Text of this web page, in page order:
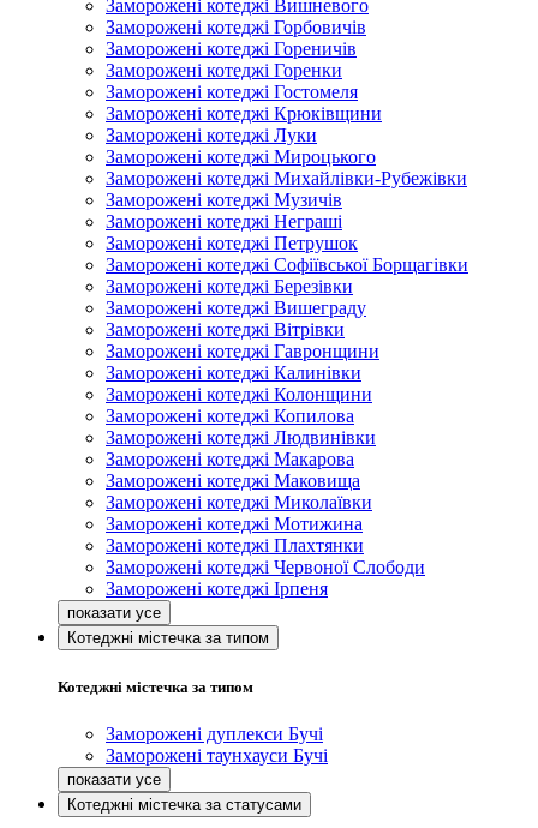
Заморожені котеджі Вишневого
Заморожені котеджі Горбовичів
Заморожені котеджі Гореничів
Заморожені котеджі Горенки
Заморожені котеджі Гостомеля
Заморожені котеджі Крюківщини
Заморожені котеджі Луки
Заморожені котеджі Мироцького
Заморожені котеджі Михайлівки-Рубежівки
Заморожені котеджі Музичів
Заморожені котеджі Неграші
Заморожені котеджі Петрушок
Заморожені котеджі Софіївської Борщагівки
Заморожені котеджі Березівки
Заморожені котеджі Вишеграду
Заморожені котеджі Вітрівки
Заморожені котеджі Гавронщини
Заморожені котеджі Калинівки
Заморожені котеджі Колонщини
Заморожені котеджі Копилова
Заморожені котеджі Людвинівки
Заморожені котеджі Макарова
Заморожені котеджі Маковища
Заморожені котеджі Миколаївки
Заморожені котеджі Мотижина
Заморожені котеджі Плахтянки
Заморожені котеджі Червоної Слободи
Заморожені котеджі Ірпеня
Котеджні містечка за типом
Котеджні містечка за типом
Заморожені дуплекси Бучі
Заморожені таунхауси Бучі
Котеджні містечка за статусами